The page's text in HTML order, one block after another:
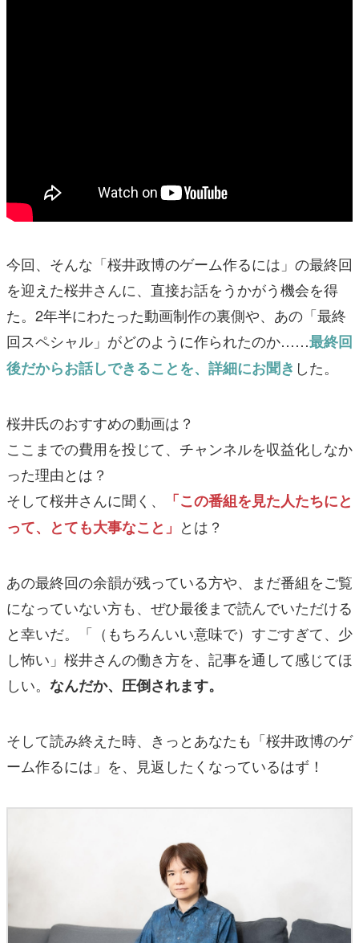
今回、そんな「桜井政博のゲーム作るには」の最終回
を迎えた桜井さんに、直接お話をうかがう機会を得
た。2年半にわたった動画制作の裏側や、あの「最終
回スペシャル」がどのように作られたのか……最終回
後だからお話しできることを、詳細にお聞き した。
桜井氏のおすすめの動画は？
ここまでの費用を投じて、チャンネルを収益化しなか
った理由とは？
そして桜井さんに聞く、
「この番組を見た人たちにと
って、とても大事なこと」 とは？
あの最終回の余韻が残っている方や、まだ番組をご覧
になっていない方も、ぜひ最後まで読んでいただける
と幸いだ。「（もちろんいい意味で）すごすぎて、少
し怖い」桜井さんの働き方を、記事を通して感じてほ
しい。 なんだか、圧倒されます。
そして読み終えた時、きっとあなたも「桜井政博のゲ
ーム作るには」を、見返したくなっているはず！